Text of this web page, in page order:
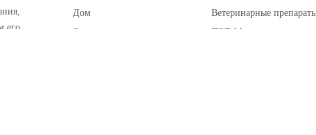
его
Дом
О нас
Ветеринарные
ПЭТ Медицина